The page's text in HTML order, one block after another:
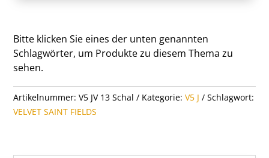
Bitte klicken Sie eines der unten genannten
Schlagwörter, um Produkte zu diesem Thema zu
sehen.
Artikelnummer: V5 JV 13 Schal Kategorie: V5 J
Schlagwort:
VELVET SAINT FIELDS